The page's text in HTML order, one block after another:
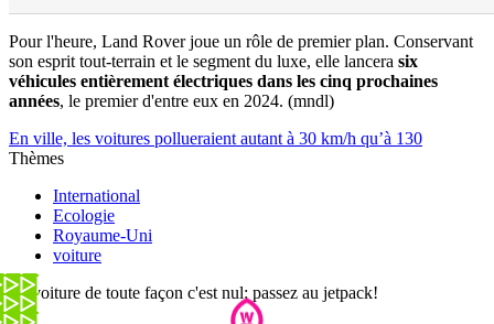
Pour l'heure, Land Rover joue un rôle de premier plan. Conservant
son esprit tout-terrain et le segment du luxe, elle lancera six
véhicules entièrement électriques dans les cinq prochaines
années, le premier d'entre eux en 2024. (mndl)
En ville, les voitures pollueraient autant à 30 km/h qu’à 130
Thèmes
International
Ecologie
Royaume-Uni
voiture
La voiture de toute façon c'est nul: passez au jetpack!